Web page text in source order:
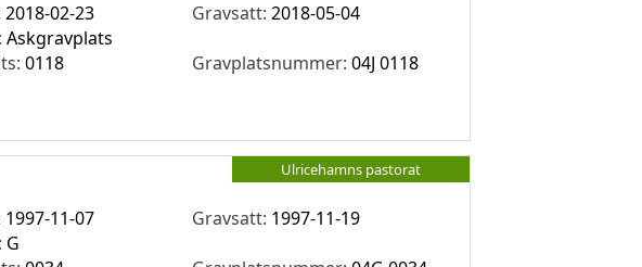
2018-02-23 Gravsatt:2018-05-04
Askgravplats
0118 Gravplatsnummer: 04J 0118
Ulricehamns pastorat
1997-11-07 Gravsatt: 1997-11-19
G